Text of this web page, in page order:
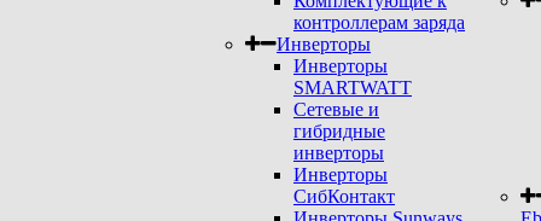
контроллерам заряда
Инверторы
Инверторы
SMARTWATT
Сетевые и
гибридные
инверторы
Инверторы
СибКонтакт